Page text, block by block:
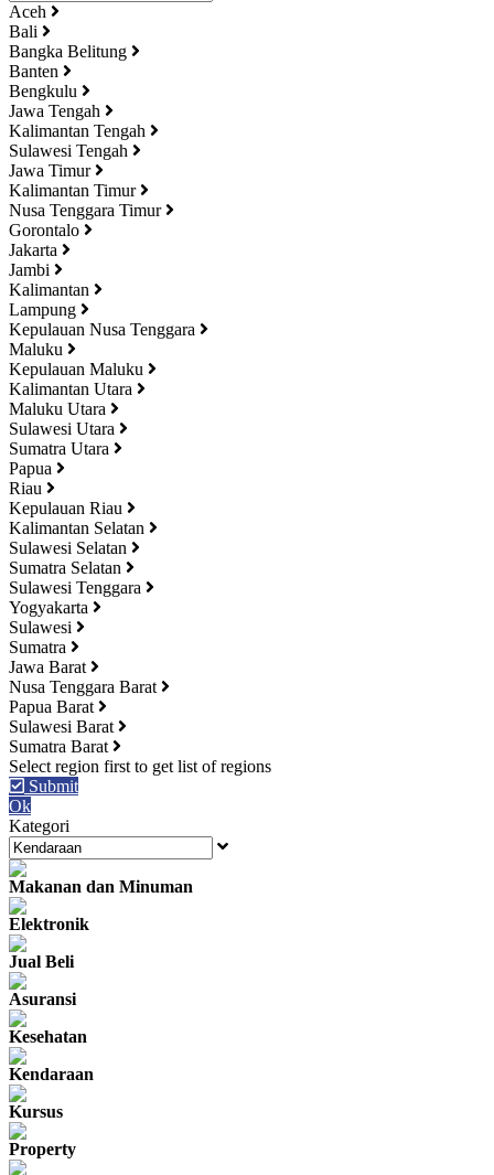
Aceh
Bali
Bangka Belitung
Banten
Bengkulu
Jawa Tengah
Kalimantan Tengah
Sulawesi Tengah
Jawa Timur
Kalimantan Timur
Nusa Tenggara Timur
Gorontalo
Jakarta
Jambi
Kalimantan
Lampung
Kepulauan Nusa Tenggara
Maluku
Kepulauan Maluku
Kalimantan Utara
Maluku Utara
Sulawesi Utara
Sumatra Utara
Papua
Riau
Kepulauan Riau
Kalimantan Selatan
Sulawesi Selatan
Sumatra Selatan
Sulawesi Tenggara
Yogyakarta
Sulawesi
Sumatra
Jawa Barat
Nusa Tenggara Barat
Papua Barat
Sulawesi Barat
Sumatra Barat
Submit
Ok
Kategori
Makanan dan Minuman
Elektronik
Jual Beli
Asuransi
Kesehatan
Kendaraan
Kursus
Property